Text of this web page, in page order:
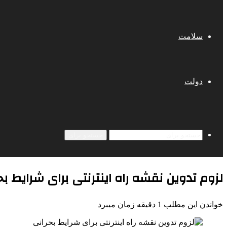
سلامت
دولت
لزوم تدوین نقشه راه اینترنتی برای شرایط
خواندن این مطلب 1 دقیقه زمان میبرد